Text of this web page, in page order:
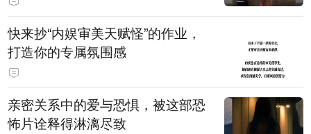
快来抄“内娱审美天赋怪”的作业，
打造你的专属氛围感
亲密关系中的爱与恐惧，被这部恐
怖片诠释得淋漓尽致